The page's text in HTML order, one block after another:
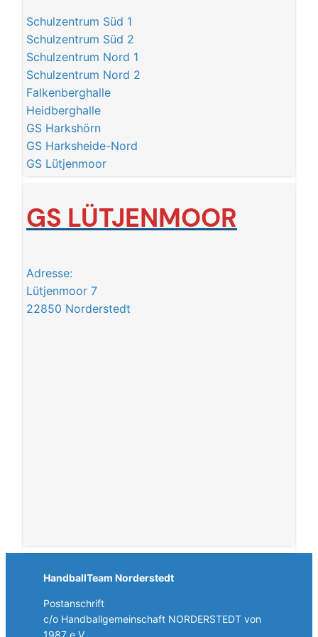
Schulzentrum Süd 1
Schulzentrum Süd 2
Schulzentrum Nord 1
Schulzentrum Nord 2
Falkenberghalle
Heidberghalle
GS Harkshörn
GS Harksheide-Nord
GS Lütjenmoor
GS LÜTJENMOOR
Adresse:
Lütjenmoor 7
22850 Norderstedt
HandballTeam Norderstedt
Postanschrift
c/o Handballgemeinschaft NORDERSTEDT von
1987 e.V.